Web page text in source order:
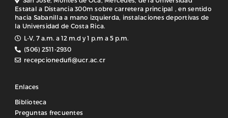
Estatal a Distancia 300m sobre carretera principal , en sentido
hacia Sabanilla a mano izquierda, instalaciones deportivas de
la Universidad de Costa Rica.
L-V, 7 a.m. a 12 m.d y 1 p.m a 5 p.m.
(506) 2511-2930
recepcionedufi@ucr.ac.cr
Enlaces
Biblioteca
Preguntas frecuentes